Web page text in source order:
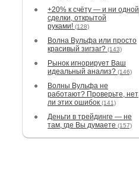
+20% к счёту — и ни одной
сделки, открытой
руками! (128)
Волна Вульфа или просто
красивый зигзаг? (143)
Рынок игнорирует Ваш
идеальный анализ? (146)
Волны Вульфа не
работают? Проверьте, нет
ли этих ошибок (141)
Деньги в трейдинге — не
там, где Вы думаете (157)